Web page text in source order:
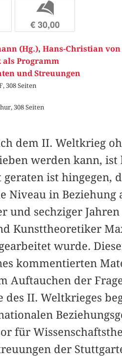
b
€ 30,00
(Hg.), Hans-Christian
als Programm
und Streuungen
308 Seiten
308 Seiten
dem II. Weltkrieg
werden kann, ist
ist hingegen,
Niveau in Beziehung
sechziger Jahren
Kunsttheoretiker
wurde.
kommentierten
Auftauchen der
II. Weltkrieges
für
der